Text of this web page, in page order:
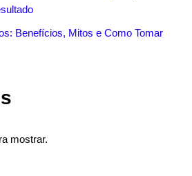
Benefícios, Mitos e Como Tomar
mostrar.